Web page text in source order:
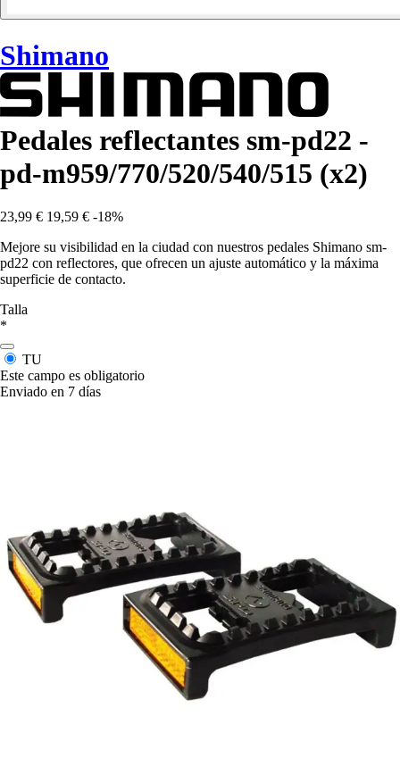
Shimano
Pedales reflectantes sm-pd22 -
pd-m959/770/520/540/515 (x2)
23,99 € 19,59 € -18%
Mejore su visibilidad en la ciudad con nuestros pedales Shimano sm-
pd22 con reflectores, que ofrecen un ajuste automático y la máxima
superficie de contacto.
Talla
*
TU
Este campo es obligatorio
Enviado en 7 días